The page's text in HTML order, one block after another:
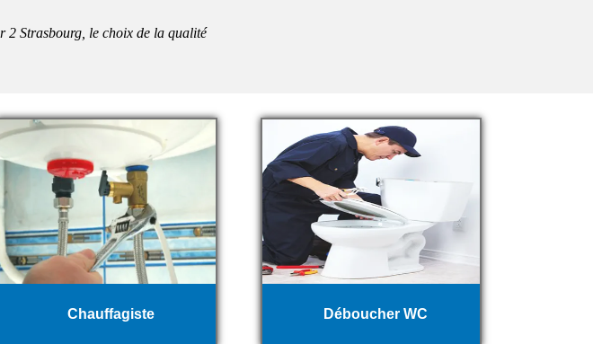
2 Strasbourg, le choix de la qualité
Chauffagiste Déboucher WC